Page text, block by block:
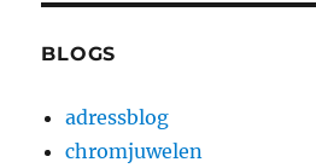
BLOGS
adressblog
chromjuwelen